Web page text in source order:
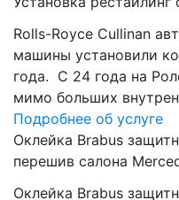
Rolls-Royce Cullinan
машины установили
года. C 24 года на
мимо больших
Подробнее об услуге
Оклейка Brabus
перешив салона
Оклейка Brabus